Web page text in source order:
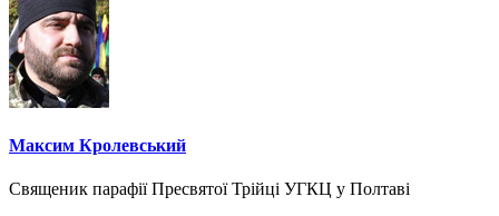
Максим Кролевський
Священик парафії Пресвятої Трійці УГКЦ у Полтаві